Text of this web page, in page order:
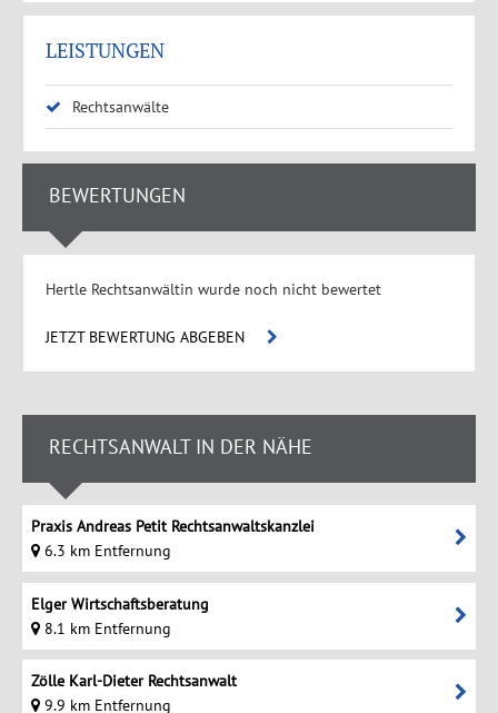
LEISTUNGEN
Rechtsanwälte
BEWERTUNGEN
Hertle Rechtsanwältin wurde noch nicht bewertet
JETZT BEWERTUNG ABGEBEN
RECHTSANWALT IN DER NÄHE
Praxis Andreas Petit Rechtsanwaltskanzlei
6.3 km Entfernung
Elger Wirtschaftsberatung
8.1 km Entfernung
Zölle Karl-Dieter Rechtsanwalt
9.9 km Entfernung